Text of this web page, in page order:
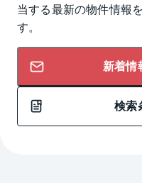
当する最新の物件情報
す。
新着情
検索